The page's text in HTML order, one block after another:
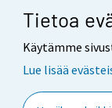
Tietoa
Käytämme
Lue lisää